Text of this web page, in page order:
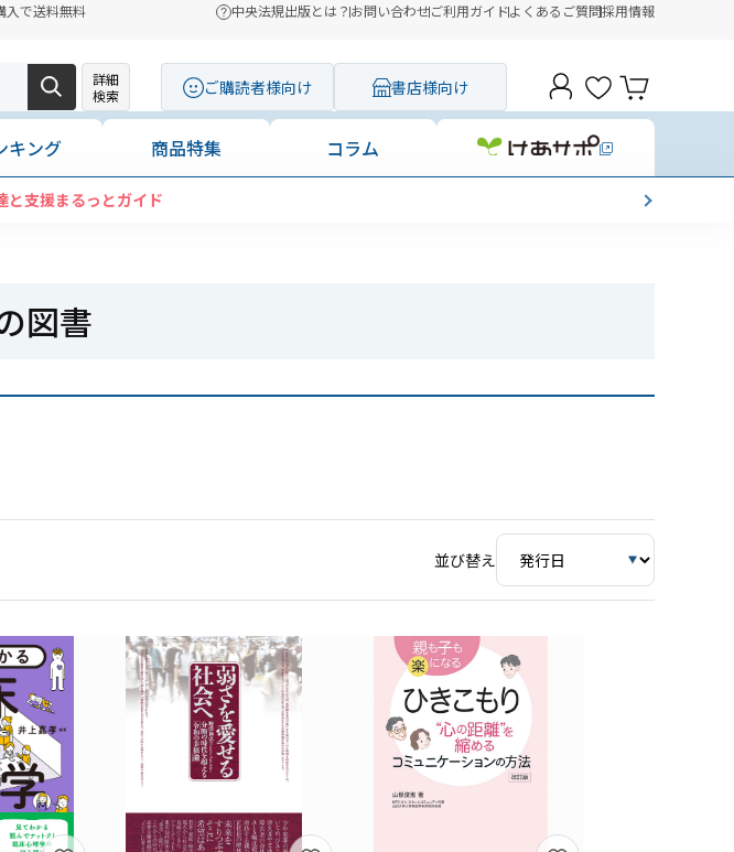
入で送料無料 中央法規出版とは？お問い合わせご利用ガイドよくあるご質問採用情報
詳細
検索
ご購読者様向け 書店様向け
キング 商品特集 コラム
と支援まるっとガイド
図書
並び替え